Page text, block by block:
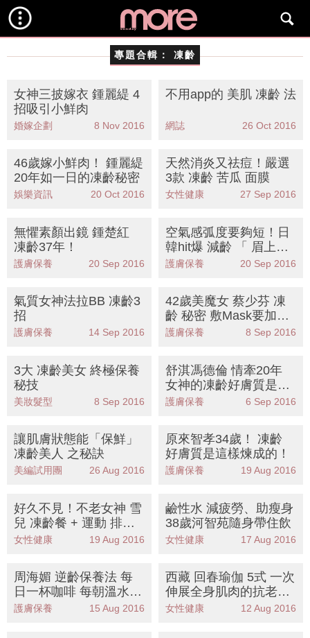
專題合輯： 凍齡
女神三披嫁衣 鍾麗緹 4
招吸引小鮮肉
婚嫁企劃 8 Nov 2016
不用app的 美肌 凍齡 法
網誌 26 Oct 2016
46歲嫁小鮮肉！ 鍾麗緹
20年如一日的凍齡秘密
娛樂資訊 20 Oct 2016
天然消炎又祛痘！嚴選
3款 凍齡 苦瓜 面膜
女性健康 27 Sep 2016
無懼素顏出鏡 鍾楚紅
凍齡37年！
護膚保養 20 Sep 2016
空氣感弧度要夠短！日
韓hit爆 減齡 「 眉上瀏
海 」
護膚保養 20 Sep 2016
氣質女神法拉BB 凍齡3
招
護膚保養 14 Sep 2016
42歲美魔女 蔡少芬 凍
齡 秘密 敷Mask要加呢
一樣？
護膚保養 8 Sep 2016
3大 凍齡美女 終極保養
秘技
美妝髮型 8 Sep 2016
舒淇馮德倫 情牽20年
女神的凍齡好膚質是這
樣保養的
護膚保養 6 Sep 2016
讓肌膚狀態能「保鮮」
凍齡美人 之秘訣
美編試用團 26 Aug 2016
原來智孝34歲！ 凍齡
好膚質是這樣煉成的！
護膚保養 19 Aug 2016
好久不見！不老女神 雪
兒 凍齡餐 + 運動 排毒
法
女性健康 19 Aug 2016
鹼性水 減疲勞、助瘦身
38歲河智苑隨身帶住飲
女性健康 17 Aug 2016
周海媚 逆齡保養法 每
日一杯咖啡 每朝溫水洗
面
護膚保養 15 Aug 2016
西藏 回春瑜伽 5式 一次
伸展全身肌肉的抗老動
作
女性健康 12 Aug 2016